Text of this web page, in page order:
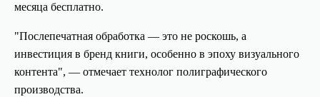
месяца бесплатно.
"Послепечатная обработка — это не роскошь, а
инвестиция в бренд книги, особенно в эпоху визуального
контента", — отмечает технолог полиграфического
производства.